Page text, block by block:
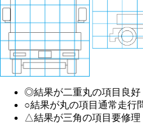
◎結果が二重丸の項目 良好
○結果が丸の項目 通常走行
△結果が三角の項目 要修理